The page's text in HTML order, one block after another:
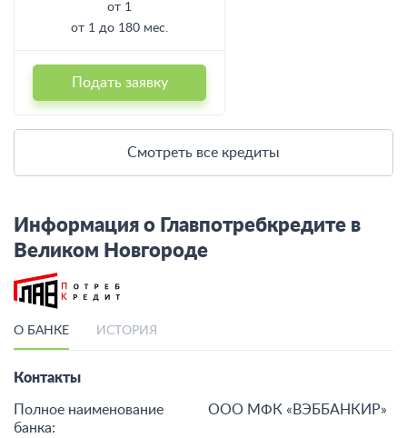
от 1
от 1 до 180 мес.
Подать заявку
Смотреть все кредиты
Информация о Главпотребкредите в
Великом Новгороде
О БАНКЕ ИСТОРИЯ
Контакты
Полное наименование
банка:
ООО МФК «ВЭББАНКИР»